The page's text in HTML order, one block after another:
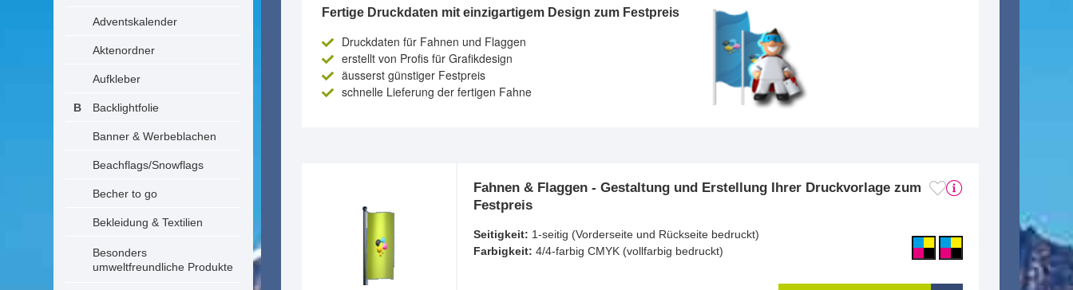
Adventskalender
Aktenordner
Aufkleber
Backlightfolie
Banner & Werbeblachen
Beachflags/Snowflags
Becher to go
Bekleidung & Textilien
Besonders
umweltfreundliche Produkte
Fertige Druckdaten mit einzigartigem Design zum Festpreis
Druckdaten für Fahnen und Flaggen
erstellt von Profis für Grafikdesign
äusserst günstiger Festpreis
schnelle Lieferung der fertigen Fahne
Fahnen & Flaggen - Gestaltung und Erstellung Ihrer Druckvorlage zum
Festpreis
Seitigkeit: 1-seitig (Vorderseite und Rückseite bedruckt)
Farbigkeit: 4/4-farbig CMYK (vollfarbig bedruckt)